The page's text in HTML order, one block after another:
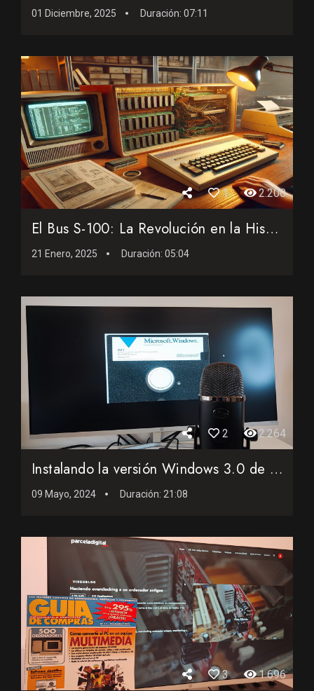
01 Diciembre, 2025 Duración: 07:11
1 2.200
El Bus S-100: La Revolución en la Historia de los Microorde...
21 Enero, 2025 Duración: 05:04
2 2.264
Instalando la versión Windows 3.0 de 1990 sobre el MS-DOS 3...
09 Mayo, 2024 Duración: 21:08
3 1.696